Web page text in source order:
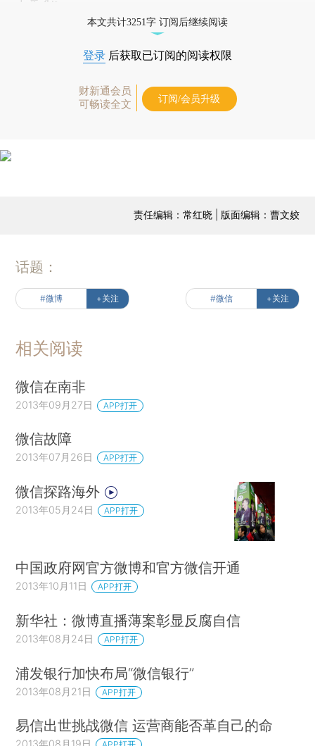
本文共计3251字 订阅后继续阅读
登录 后获取已订阅的阅读权限
财新通会员
可畅读全文
订阅/会员升级
责任编辑：常红晓 | 版面编辑：曹文姣
话题：
#微博 +关注 #微信 +关注
相关阅读
微信在南非
2013年09月27日 APP打开
微信故障
2013年07月26日 APP打开
微信探路海外
2013年05月24日 APP打开
中国政府网官方微博和官方微信开通
2013年10月11日 APP打开
新华社：微博直播薄案彰显反腐自信
2013年08月24日 APP打开
浦发银行加快布局“微信银行”
2013年08月21日 APP打开
易信出世挑战微信 运营商能否革自己的命